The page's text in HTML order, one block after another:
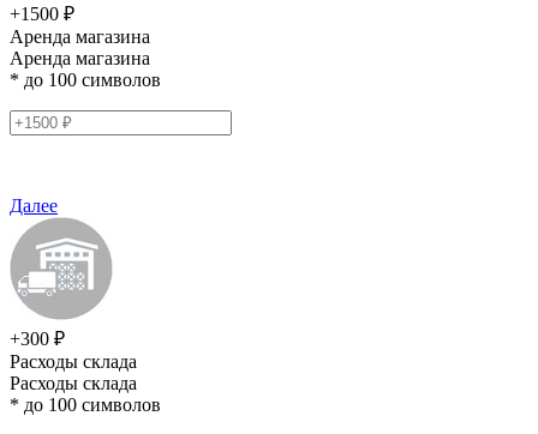
+1500 ₽
Аренда магазина
Аренда магазина
* до 100 символов
Далее
+300 ₽
Расходы склада
Расходы склада
* до 100 символов